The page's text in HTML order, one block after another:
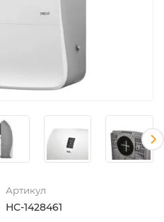
Артикул
НС-1428461